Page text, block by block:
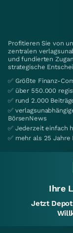
Profitieren Sie von
zentralen
und fundierten
strategische
✅ Größte Finanz-
✅ über 550.000
✅ rund 2.000
✅
BörsenNews
✅ Jederzeit einfach
✅ mehr als 25 Jahre
Ihre
Jetzt Depot